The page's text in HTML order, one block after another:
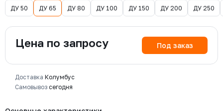
ДУ 50 ДУ 65 ДУ 80 ДУ 100 ДУ 150 ДУ 200 ДУ 250
Цена по запросу Под заказ
Доставка Колумбус
Самовывоз сегодня